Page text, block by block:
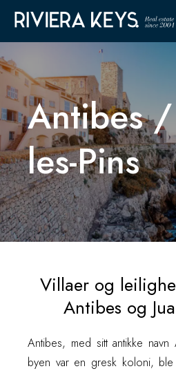
Antibes /
les-Pins
Villaer og
Antibes og
Antibes, med sitt antikke
byen var en gresk koloni,